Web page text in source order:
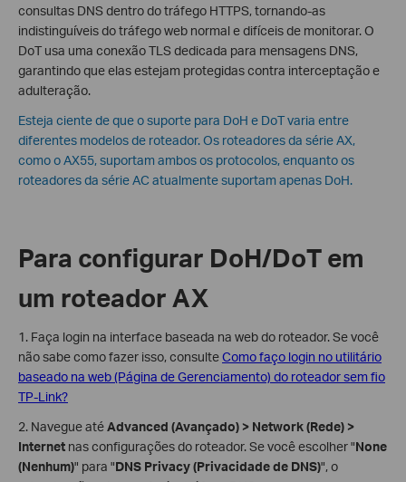
consultas DNS dentro do tráfego HTTPS, tornando-as
indistinguíveis do tráfego web normal e difíceis de monitorar. O
DoT usa uma conexão TLS dedicada para mensagens DNS,
garantindo que elas estejam protegidas contra interceptação e
adulteração.
Esteja ciente de que o suporte para DoH e DoT varia entre
diferentes modelos de roteador. Os roteadores da série AX,
como o AX55, suportam ambos os protocolos, enquanto os
roteadores da série AC atualmente suportam apenas DoH.
Para configurar DoH/DoT em
um roteador AX
1. Faça login na interface baseada na web do roteador. Se você
não sabe como fazer isso, consulteComo faço login no utilitário
baseado na web (Página de Gerenciamento) do roteador sem fio
TP-Link?
2. Navegue atéAdvanced (Avançado) > Network (Rede) >
Internet nas configurações do roteador. Se você escolher "None
(Nenhum)" para "DNS Privacy (Privacidade de DNS)", o